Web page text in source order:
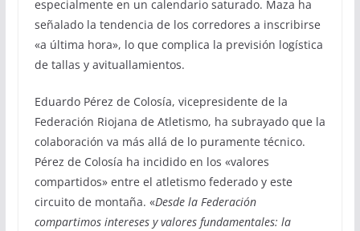
especialmente en un calendario saturado. Maza ha
señalado la tendencia de los corredores a inscribirse
«a última hora», lo que complica la previsión logística
de tallas y avituallamientos.
Eduardo Pérez de Colosía, vicepresidente de la
Federación Riojana de Atletismo, ha subrayado que la
colaboración va más allá de lo puramente técnico.
Pérez de Colosía ha incidido en los «valores
compartidos» entre el atletismo federado y este
circuito de montaña. «Desde la Federación
compartimos intereses y valores fundamentales: la